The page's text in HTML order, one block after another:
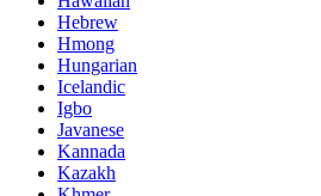
Hebrew
Hmong
Hungarian
Icelandic
Igbo
Javanese
Kannada
Kazakh